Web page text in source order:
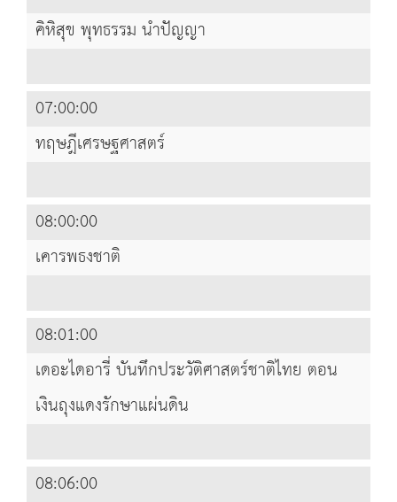
คิหิสุข พุทธรรม นำปัญญา
07:00:00
ทฤษฎีเศรษฐศาสตร์
08:00:00
เคารพธงชาติ
08:01:00
เดอะไดอารี่ บันทึกประวัติศาสตร์ชาติไทย ตอน
เงินถุงแดงรักษาแผ่นดิน
08:06:00